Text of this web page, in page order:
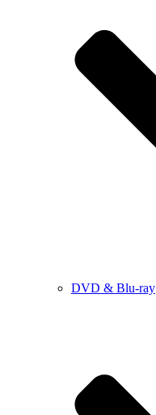
DVD & Blu-ray